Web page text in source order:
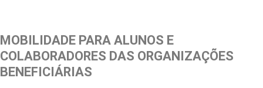
MOBILIDADE PARA ALUNOS E
COLABORADORES DAS ORGANIZAÇÕES
BENEFICIÁRIAS